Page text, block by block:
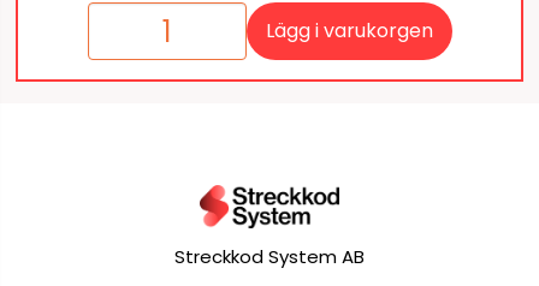
Lägg i varukorgen
Streckkod System AB